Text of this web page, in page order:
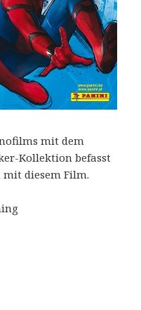
mit dem
Kollektion befasst
mit diesem Film.